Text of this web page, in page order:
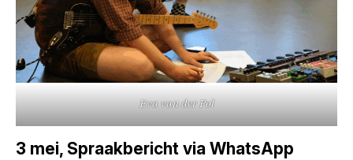
Eva van der Pol
3 mei, Spraakbericht via WhatsApp